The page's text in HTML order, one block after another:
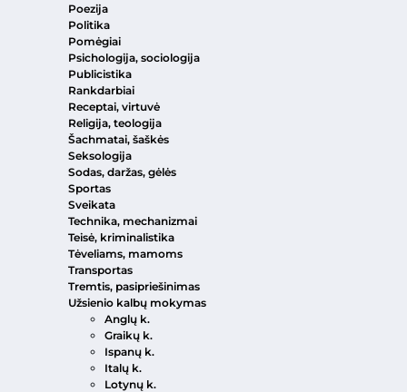
Poezija
Politika
Pomėgiai
Psichologija, sociologija
Publicistika
Rankdarbiai
Receptai, virtuvė
Religija, teologija
Šachmatai, šaškės
Seksologija
Sodas, daržas, gėlės
Sportas
Sveikata
Technika, mechanizmai
Teisė, kriminalistika
Tėveliams, mamoms
Transportas
Tremtis, pasipriešinimas
Užsienio kalbų mokymas
Anglų k.
Graikų k.
Ispanų k.
Italų k.
Lotynų k.